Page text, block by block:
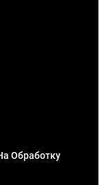
Обработку